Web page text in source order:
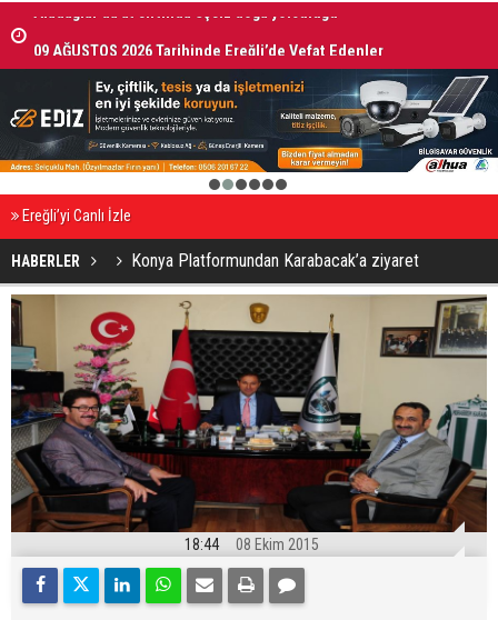
2 3 4 5 6
Ereğli’yi Canlı İzle
HABERLER Konya Platformundan Karabacak’a ziyaret
18:44 08 Ekim 2015